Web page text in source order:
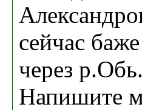
сейчас
через р.Обь.
Напишите